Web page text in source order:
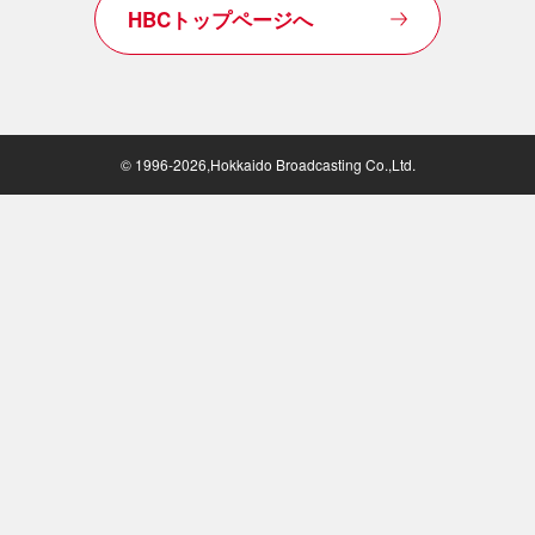
HBCトップページへ
© 1996-2026,Hokkaido Broadcasting Co.,Ltd.